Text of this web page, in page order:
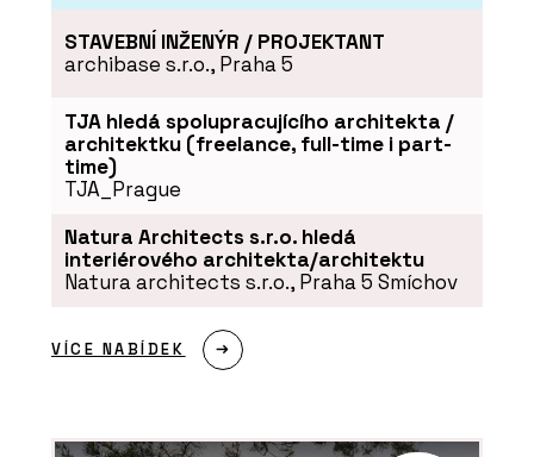
STAVEBNÍ INŽENÝR / PROJEKTANT
archibase s.r.o., Praha 5
TJA hledá spolupracujícího architekta /
architektku (freelance, full-time i part-
time)
TJA_Prague
Natura Architects s.r.o. hledá
interiérového architekta/architektu
Natura architects s.r.o., Praha 5 Smíchov
VÍCE NABÍDEK